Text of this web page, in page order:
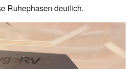
Ruhephasen deutlich.